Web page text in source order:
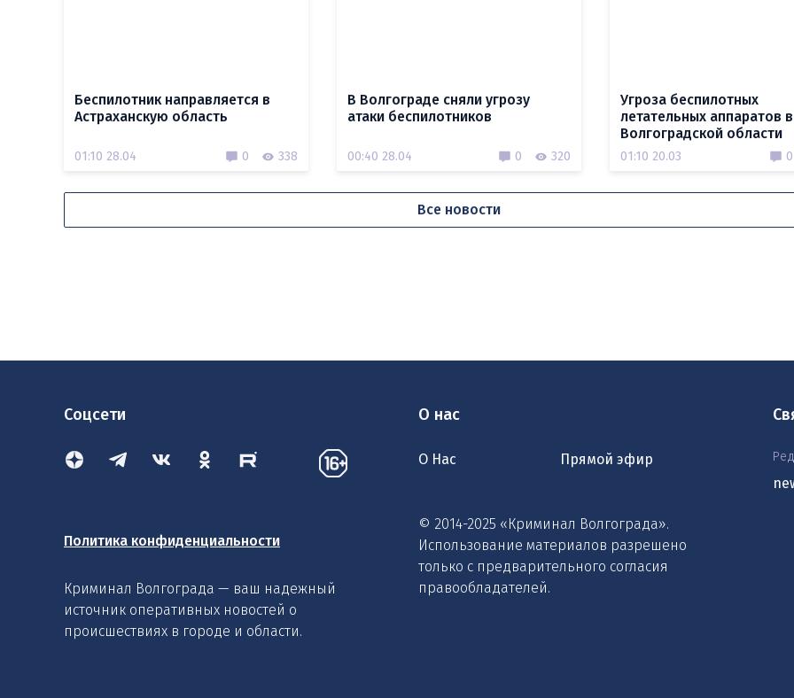
Беспилотник направляется в
Астраханскую область
01:10 28.04 0 338
В Волгограде сняли угрозу
атаки беспилотников
00:40 28.04 0 320
Угроза беспилотных
летательных аппаратов в
Волгоградской области
01:10 20.03 0
Все новости
Соцсети
Политика конфиденциальности
Криминал Волгограда — ваш надежный
источник оперативных новостей о
происшествиях в городе и области.
О нас
О Нас Прямой эфир
© 2014-2025 «Криминал Волгограда».
Использование материалов разрешено
только с предварительного согласия
правообладателей.